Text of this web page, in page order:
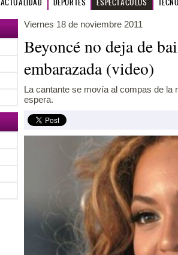
ACTUALIDAD DEPORTES ESPECTÁCULOS
Viernes 18 de noviembre 2011
Beyoncé no deja de
embarazada (video)
La cantante se movía al compas de la
espera.